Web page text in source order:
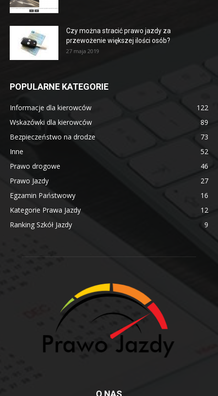
Czy można stracić prawo jazdy za
przewożenie większej ilości osób?
27 maja 2019
POPULARNE KATEGORIE
Informacje dla kierowców
122
Wskazówki dla kierowców
89
Bezpieczeństwo na drodze
73
Inne
52
Prawo drogowe
46
Prawo Jazdy
27
Egzamin Państwowy
16
Kategorie Prawa Jazdy
12
Ranking Szkół Jazdy
9
O NAS